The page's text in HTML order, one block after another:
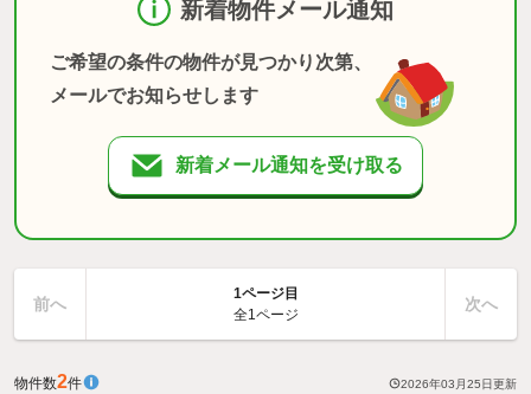
新着物件メール通知
ご希望の条件の物件が見つかり次第、
メールでお知らせします
新着メール通知を受け取る
前へ
1ページ目
全1ページ
次へ
物件数2件 2026年03月25日更新